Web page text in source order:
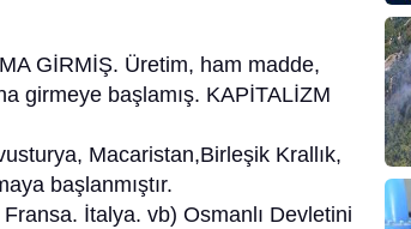
GİRMİŞ. Üretim, ham madde,
girmeye başlamış. KAPİTALİZM
Macaristan,Birleşik Krallık,
başlanmıştır.
İtalya. vb) Osmanlı Devletini